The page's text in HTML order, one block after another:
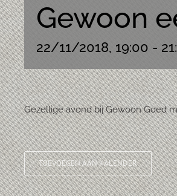
Gewoon
22/11/2018, 19:00 -
Gezellige avond bij Gewoon Goed
TOEVOEGEN AAN KALENDER